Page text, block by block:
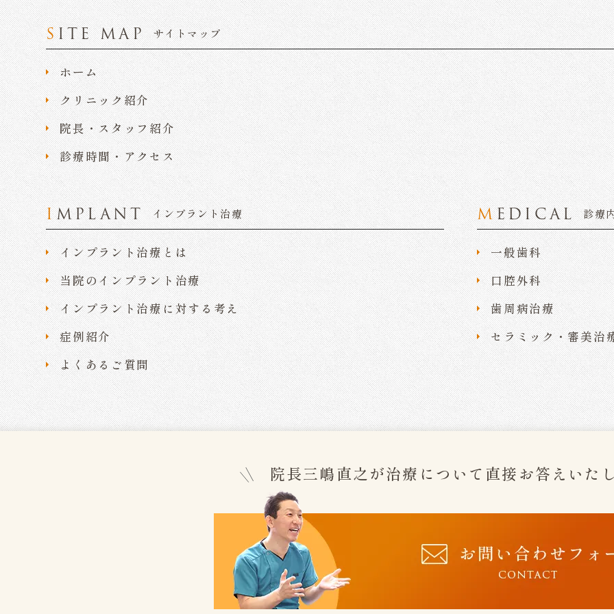
SITE MAP サイトマップ
ホーム
クリニック紹介
院長・スタッフ紹介
診療時間・アクセス
IMPLANT インプラント治療
インプラント治療とは
当院のインプラント治療
インプラント治療に対する考え
症例紹介
よくあるご質問
MEDICAL 診療
一般歯科
口腔外科
歯周病治療
セラミック・審美治
院長三嶋直之が治療について 直接お答えいた